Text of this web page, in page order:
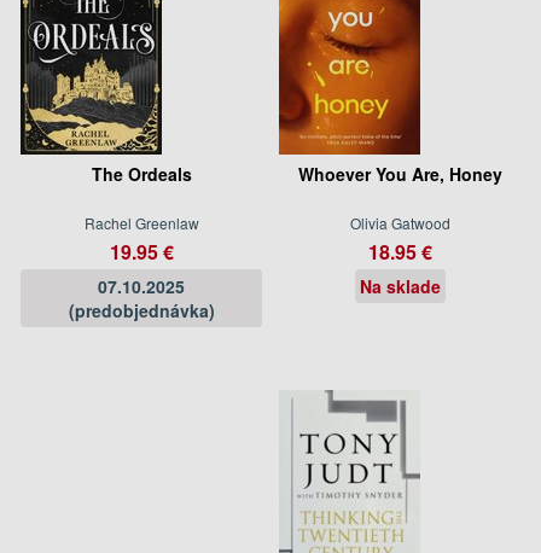
The Ordeals
Rachel Greenlaw
19.95 €
07.10.2025
(predobjednávka)
Whoever You Are, Honey
Olivia Gatwood
18.95 €
Na sklade